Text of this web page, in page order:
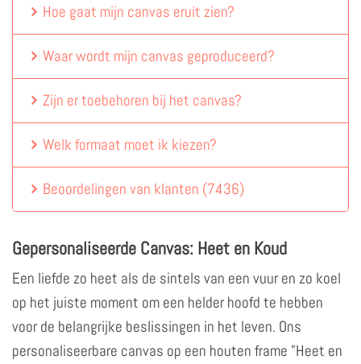
Hoe gaat mijn canvas eruit zien?
Waar wordt mijn canvas geproduceerd?
Zijn er toebehoren bij het canvas?
Welk formaat moet ik kiezen?
Beoordelingen van klanten (7436)
Gepersonaliseerde Canvas: Heet en Koud
Een liefde zo heet als de sintels van een vuur en zo koel
op het juiste moment om een ​​helder hoofd te hebben
voor de belangrijke beslissingen in het leven. Ons
personaliseerbare canvas op een houten frame "Heet en